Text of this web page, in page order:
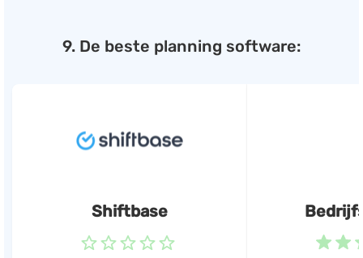
9. De beste planning software:
Shiftbase